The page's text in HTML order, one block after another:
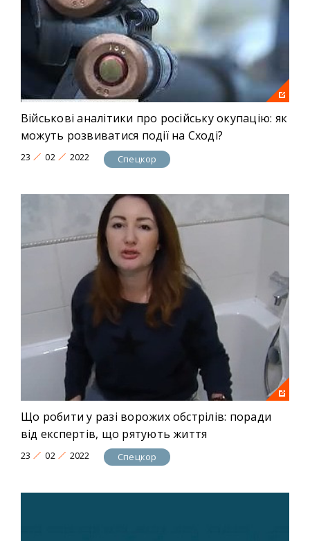
Військові аналітики про російську окупацію: як
можуть розвиватися події на Сході?
23 02 2022 Спецкор
Що робити у разі ворожих обстрілів: поради
від експертів, що рятують життя
23 02 2022 Спецкор